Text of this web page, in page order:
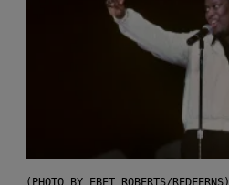
(PHOTO BY EBET ROBERTS/REDFERNS)